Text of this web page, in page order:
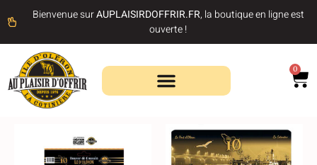
Bienvenue surAUPLAISIRDOFFRIR.FR, la boutique en ligne est
ouverte !
0